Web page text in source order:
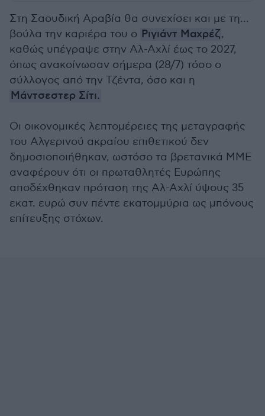
Στη Σαουδική Αραβία θα συνεχίσει και με τη...
βούλα την καριέρα του ο Ριγιάντ Μαχρέζ,
καθώς υπέγραψε στην Αλ-Αχλί έως το 2027,
όπως ανακοίνωσαν σήμερα (28/7) τόσο ο
σύλλογος από την Τζέντα, όσο και η
Μάντσεστερ Σίτι.
Οι οικονομικές λεπτομέρειες της μεταγραφής
του Αλγερινού ακραίου επιθετικού δεν
δημοσιοποιήθηκαν, ωστόσο τα βρετανικά ΜΜΕ
αναφέρουν ότι οι πρωταθλητές Ευρώπης
αποδέχθηκαν πρόταση της Αλ-Αχλί ύψους 35
εκατ. ευρώ συν πέντε εκατομμύρια ως μπόνους
επίτευξης στόχων.